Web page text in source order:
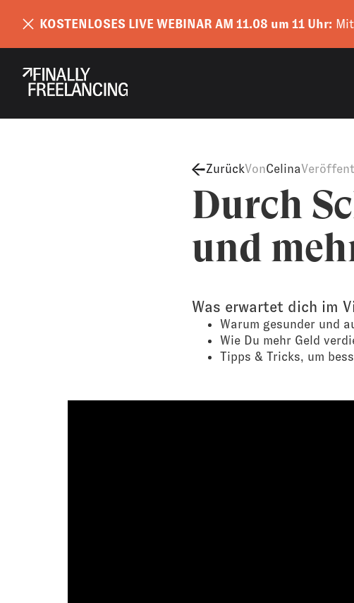
KOSTENLOSES LIVE WEBINAR AM 11.08 um 11 Uhr:
ZurückVonCelina
Durch
und
Was erwartet dich im
Warum gesunder und
Wie Du mehr Geld
Tipps & Tricks, um